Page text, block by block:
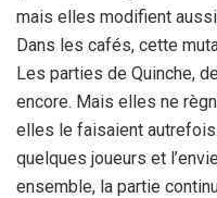
mais elles modifient
Dans les cafés, cette
Les parties de Quinche,
encore. Mais elles ne
elles le faisaient
quelques joueurs et
ensemble, la partie